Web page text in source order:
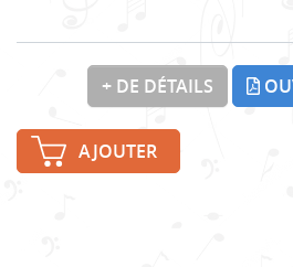
+ DE DÉTAILS
AJOUTER